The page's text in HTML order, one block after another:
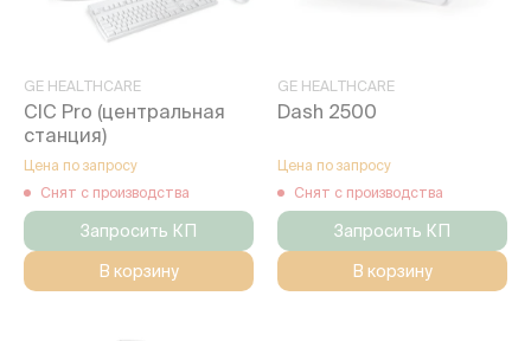
GE HEALTHCARE
CIC Pro (центральная
станция)
Цена по запросу
Снят с производства
Запросить КП
В корзину
GE HEALTHCARE
Dash 2500
Цена по запросу
Снят с производства
Запросить КП
В корзину